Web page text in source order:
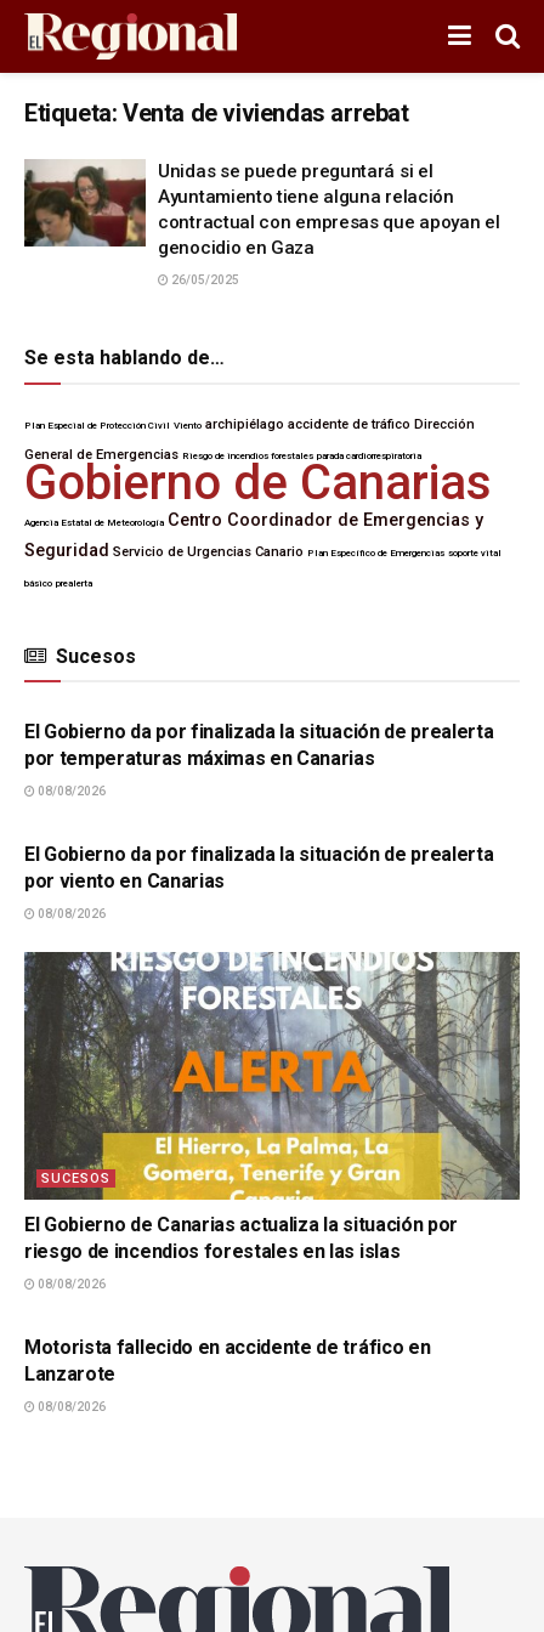
Etiqueta: Venta de viviendas arrebat
Unidas se puede preguntará si el
Ayuntamiento tiene alguna relación
contractual con empresas que apoyan el
genocidio en Gaza
26/05/2025
Se esta hablando de…
Plan Especial de Protección Civil Viento archipiélago accidente de tráfico Dirección
General de Emergencias Riesgo de incendios forestales parada cardiorrespiratoria
Gobierno de Canarias
Agencia Estatal de Meteorología Centro Coordinador de Emergencias y
Seguridad Servicio de Urgencias Canario Plan Específico de Emergencias soporte vital
básico prealerta
Sucesos
SUCESOS
El Gobierno da por finalizada la situación de prealerta
por temperaturas máximas en Canarias
08/08/2026
El Gobierno da por finalizada la situación de prealerta
por viento en Canarias
08/08/2026
SUCESOS
El Gobierno de Canarias actualiza la situación por
riesgo de incendios forestales en las islas
08/08/2026
Motorista fallecido en accidente de tráfico en
Lanzarote
08/08/2026